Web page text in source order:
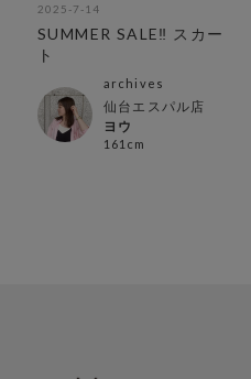
2025-7-14
SUMMER SALE‼︎ スカー
ト
archives
仙台エスパル店
ヨウ
161cm